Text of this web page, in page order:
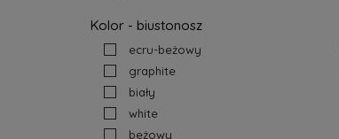
Kolor - biustonosz
ecru-beżowy
graphite
biały
white
beżowy